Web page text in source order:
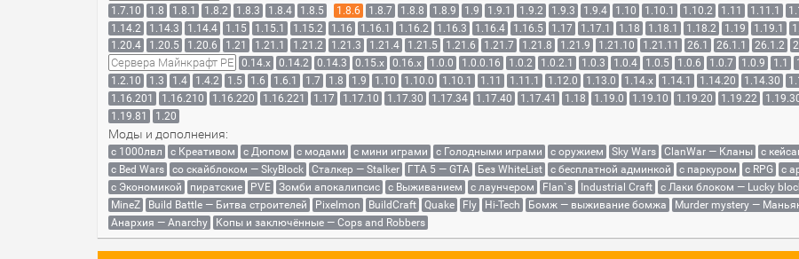
1.7.10
1.8 1.8.1 1.8.2 1.8.3 1.8.4 1.8.5 1.8.6 1.8.7 1.8.8 1.8.9 1.9 1.9.1 1.9.2 1.9.3 1.9.4 1.10 1.10.1 1.10.2 1.11 1.11.1
1.14.2
1.14.3 1.14.4 1.15 1.15.1 1.15.2 1.16 1.16.1 1.16.2 1.16.3 1.16.4 1.16.5 1.17 1.17.1 1.18 1.18.1 1.18.2 1.19 1.19.1
1.20.4
1.20.5 1.20.6 1.21 1.21.1 1.21.2 1.21.3 1.21.4 1.21.5 1.21.6 1.21.7 1.21.8 1.21.9 1.21.10 1.21.11 26.1 26.1.1 26.1.2
Сервера Майнкрафт PE 0.14.x 0.14.2 0.14.3 0.15.x 0.16.x 1.0.0 1.0.0.16 1.0.2 1.0.2.1 1.0.3 1.0.4 1.0.5 1.0.6 1.0.7 1.0.9 1.1
1.2.10
1.3 1.4 1.4.2 1.5 1.6 1.6.1 1.7 1.8 1.9 1.10 1.10.0 1.10.1 1.11 1.11.1 1.12.0 1.13.0 1.14.x 1.14.1 1.14.20 1.14.30
1.16.201
1.16.210 1.16.220 1.16.221 1.17 1.17.10 1.17.30 1.17.34 1.17.40 1.17.41 1.18 1.19.0 1.19.10 1.19.20 1.19.22
1.19.81
1.20
Моды и дополнения:
с 1000лвл c Креативом с Дюпом с модами с мини играми с Голодными играми с оружием Sky Wars ClanWar — Кланы с
с Bed Wars
со скайблоком — SkyBlock Сталкер — Stalker ГТА 5 — GTA Без WhiteList с бесплатной админкой с паркуром с RPG с
с Экономикой
пиратские PVE Зомби апокалипсис с Выживанием с лаунчером Flan`s Industrial Craft с Лаки блоком — Lucky
MineZ
Build Battle — Битва строителей Pixelmon BuildCraft Quake Fly Hi-Tech Бомж — выживание бомжа Murder mystery —
Анархия — Anarchy
Копы и заключённые — Cops and Robbers